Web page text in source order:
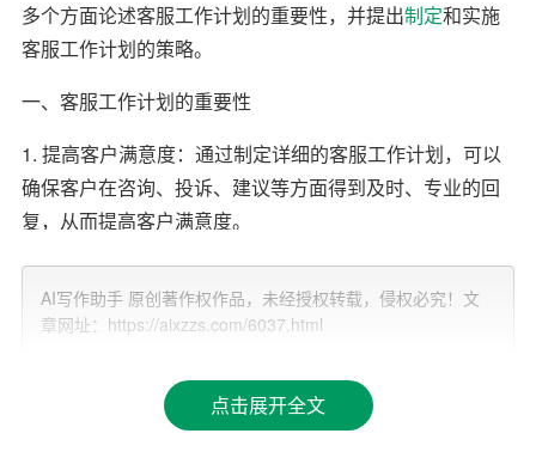
多个方面论述客服工作计划的重要性，并提出制定和实施
客服工作计划的策略。
一、客服工作计划的重要性
1. 提高客户满意度：通过制定详细的客服工作计划，可以
确保客户在咨询、投诉、建议等方面得到及时、专业的回
复，从而提高客户满意度。
2. 提升企业形象：优质的客服服务能够展现企业专业、高
效的形象，有利于树立企业的品牌口碑，吸引更多潜在客
户。
3. 优化资源配置：客服工作计划可以帮助企业合理分配客
服人员、设备和资源，提高资源利用率，降低运营成本。
AI写作助手 原创著作权作品，未经授权转载，侵权必究！文
章网址：https://aixzzs.com/6037.html
点击展开全文